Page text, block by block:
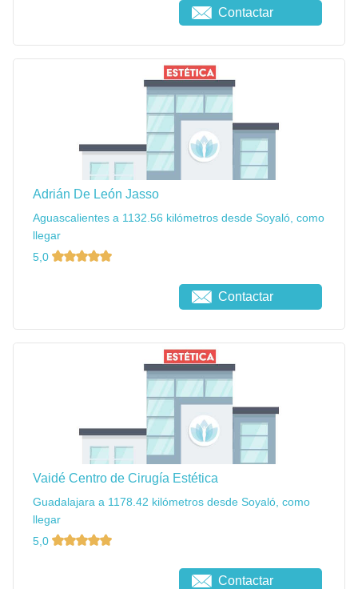
Contactar
Adrián De León Jasso
Aguascalientes a 1132.56 kilómetros desde Soyaló, como
llegar
5,0
Contactar
Vaidé Centro de Cirugía Estética
Guadalajara a 1178.42 kilómetros desde Soyaló, como
llegar
5,0
Contactar